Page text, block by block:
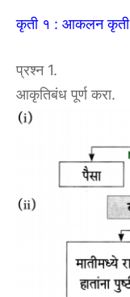
कृती १ : आकलन कृती
प्रश्न 1.
आकृतिबंध पूर्ण करा.